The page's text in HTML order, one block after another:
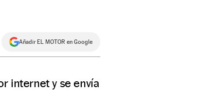
Añadir EL MOTOR en Google
internet y se envía